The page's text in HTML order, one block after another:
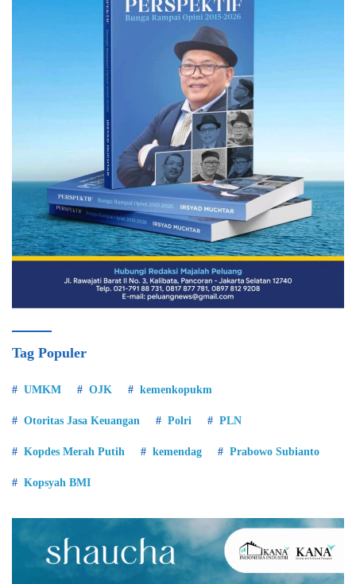
Tag Populer
UMKM OJK kemenkopukm
Otoritas Jasa Keuangan Polri PLN
Kopdes Merah Putih kemendag Prabowo Subianto
Kopsyah BMI